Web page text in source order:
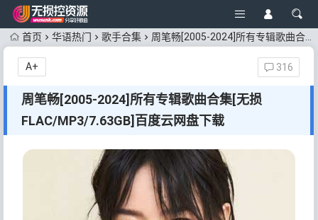
首页 华语热门 歌手合集 周笔畅[2005-2024]所有专辑歌曲合集[无损FLAC/MP3/7.63GB]百度云网盘下载
周笔畅[2005-2024]所有专辑歌曲合集[无损
FLAC/MP3/7.63GB]百度云网盘下载
316
A+